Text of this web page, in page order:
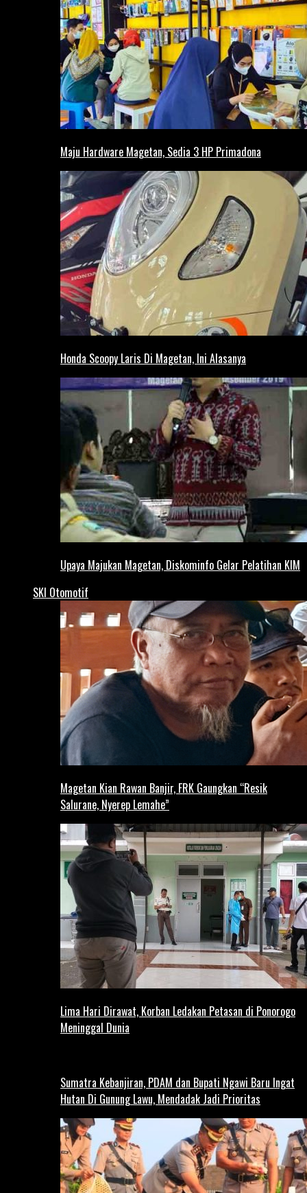
Maju Hardware Magetan, Sedia 3 HP Primadona
Honda Scoopy Laris Di Magetan, Ini Alasanya
Upaya Majukan Magetan, Diskominfo Gelar Pelatihan KIM
SKI Otomotif
Magetan Kian Rawan Banjir, FRK Gaungkan “Resik
Salurane, Nyerep Lemahe”
Lima Hari Dirawat, Korban Ledakan Petasan di Ponorogo
Meninggal Dunia
Sumatra Kebanjiran, PDAM dan Bupati Ngawi Baru Ingat
Hutan Di Gunung Lawu, Mendadak Jadi Prioritas